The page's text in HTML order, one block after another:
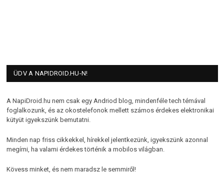
ÜDV A NAPIDROID.HU-N!
A NapiDroid.hu nem csak egy Andriod blog, mindenféle tech témával
foglalkozunk, és az okostelefonok mellett számos érdekes elektronikai
kütyüt igyekszünk bemutatni.
Minden nap friss cikkekkel, hírekkel jelentkezünk, igyekszünk azonnal
megírni, ha valami érdekes történik a mobilos világban.
Kövess minket, és nem maradsz le semmiről!